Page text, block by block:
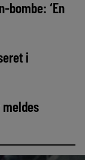
bombe: ‘En
i